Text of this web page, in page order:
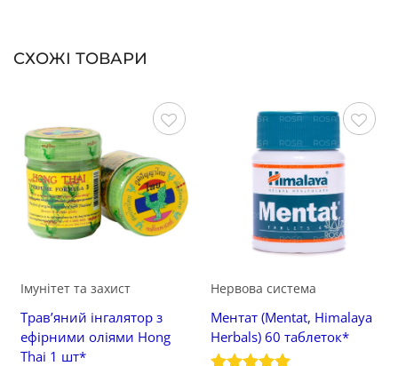
СХОЖІ ТОВАРИ
Зберегти
Імунітет та захист
Трав’яний інгалятор з
ефірними оліями Hong
Thai 1 шт*
Зберегти
Нервова система
Ментат (Mentat, Himalaya
Herbals) 60 таблеток*